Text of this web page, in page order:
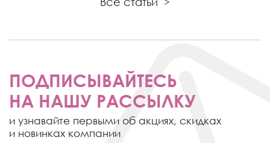
ПОДПИСЫВАЙТЕСЬ
НА НАШУ РАССЫЛКУ
и узнавайте первыми об акциях, скидках
и новинках компании